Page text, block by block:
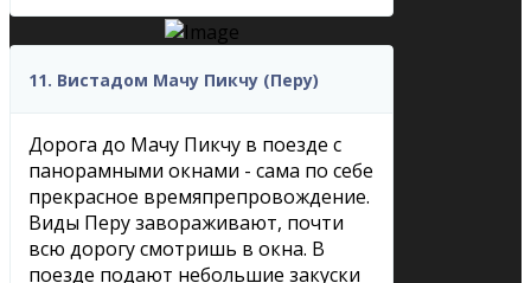
11. Вистадом Мачу Пикчу (Перу)
Дорога до Мачу Пикчу в поезде с
панорамными окнами - сама по себе
прекрасное времяпрепровождение.
Виды Перу завораживают, почти
всю дорогу смотришь в окна. В
поезде подают небольшие закуски